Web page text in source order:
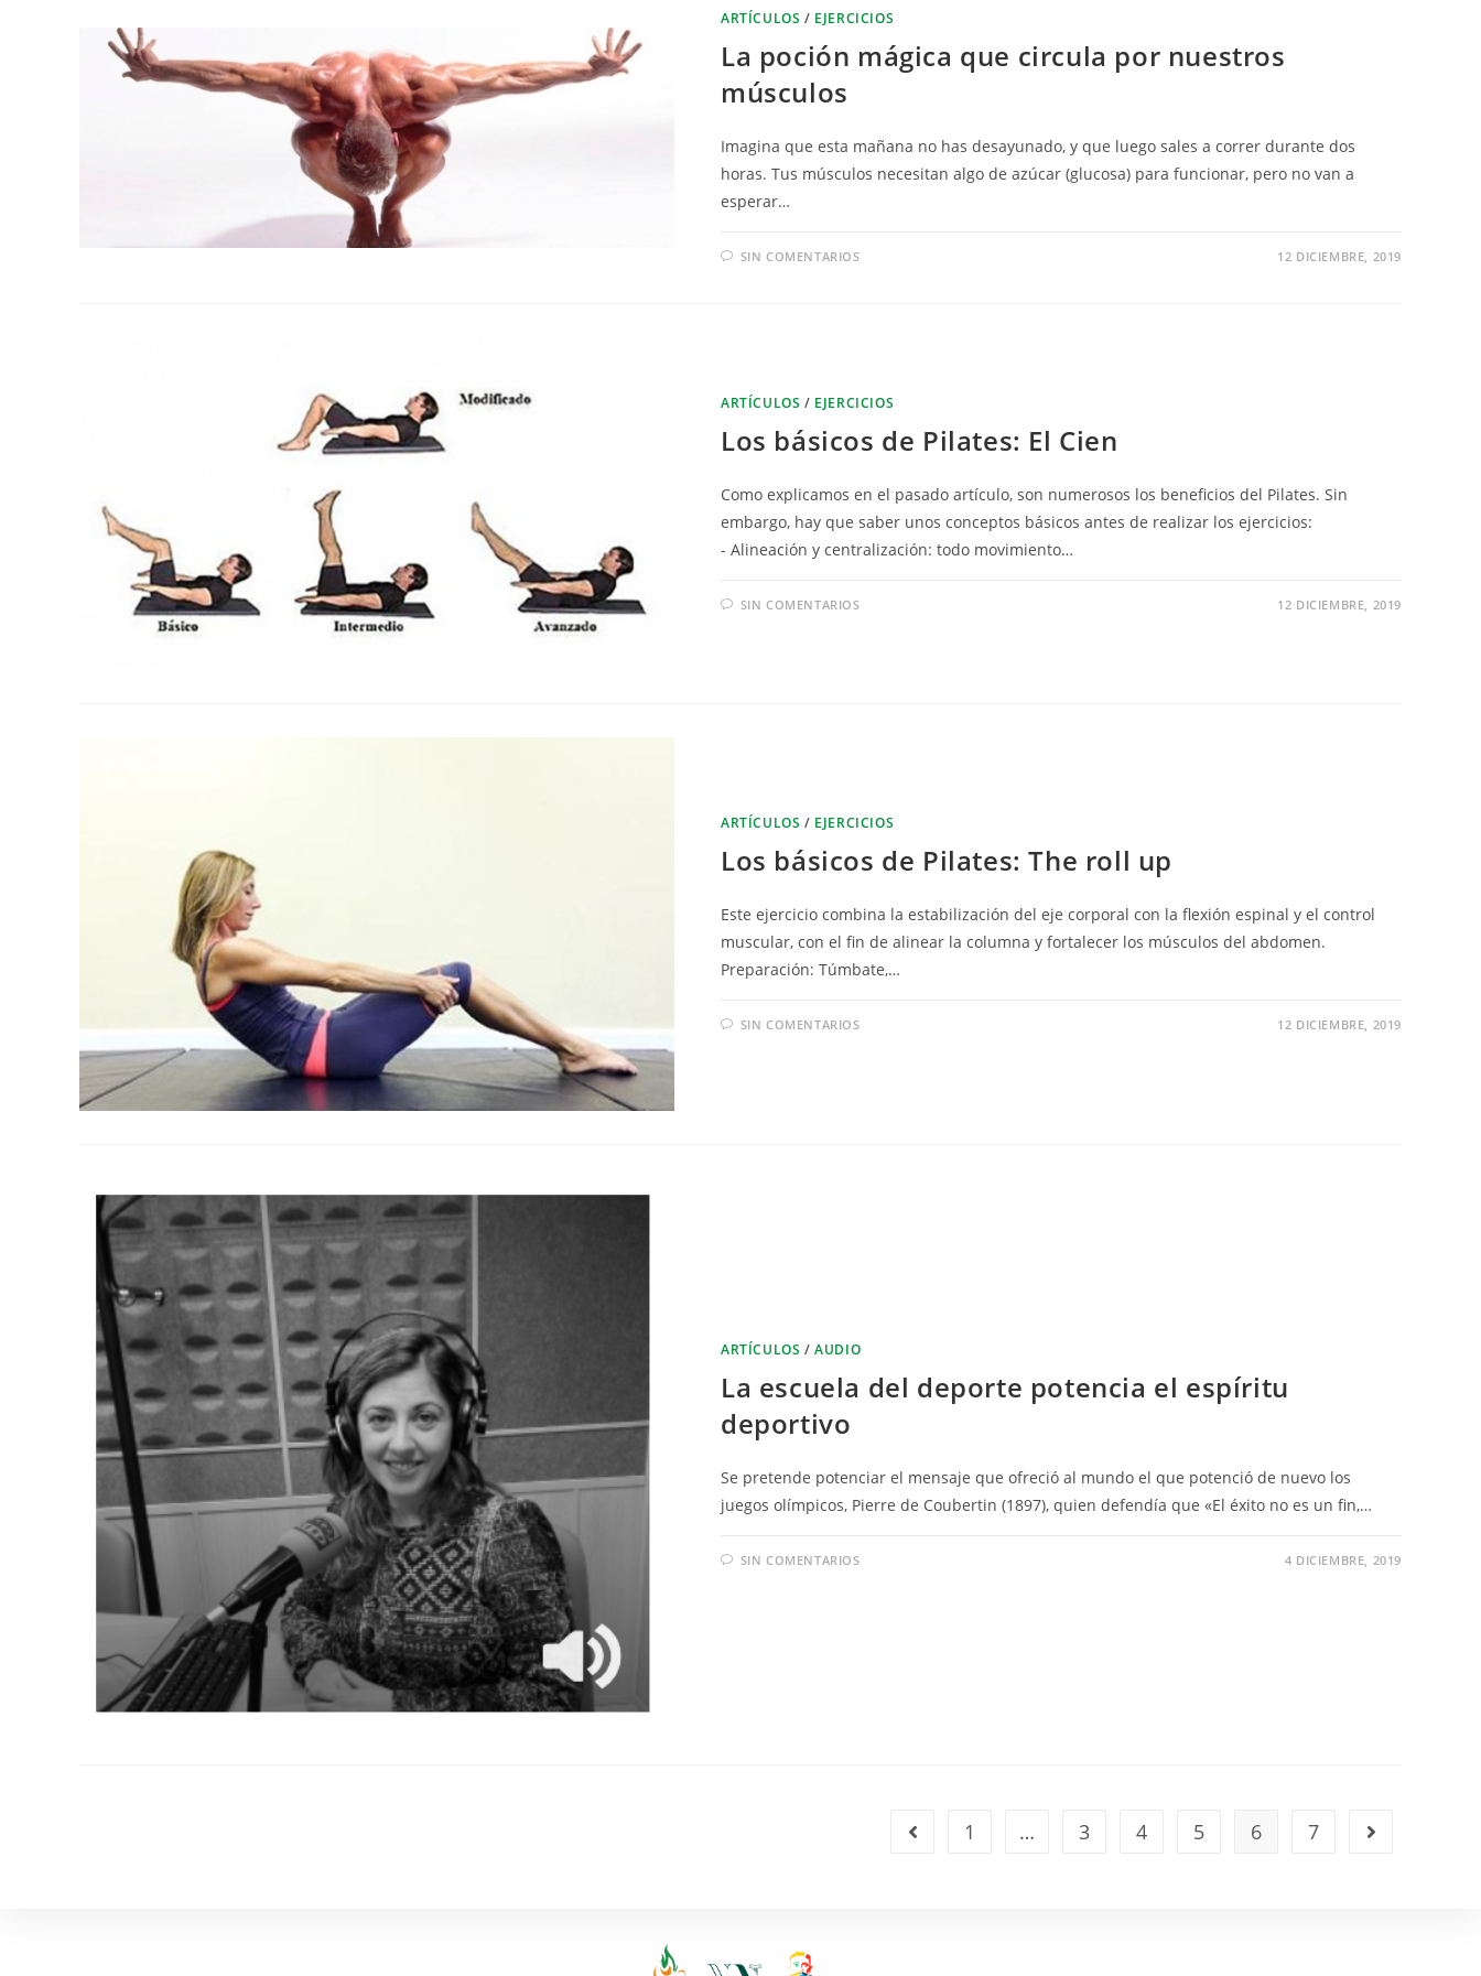
ARTÍCULOS / EJERCICIOS
La poción mágica que circula por nuestros
músculos
Imagina que esta mañana no has desayunado, y que luego sales a correr durante dos
horas. Tus músculos necesitan algo de azúcar (glucosa) para funcionar, pero no van a
esperar…
SIN COMENTARIOS 12 DICIEMBRE, 2019
ARTÍCULOS / EJERCICIOS
Los básicos de Pilates: El Cien
Como explicamos en el pasado artículo, son numerosos los beneficios del Pilates. Sin
embargo, hay que saber unos conceptos básicos antes de realizar los ejercicios:
- Alineación y centralización: todo movimiento…
SIN COMENTARIOS 12 DICIEMBRE, 2019
ARTÍCULOS / EJERCICIOS
Los básicos de Pilates: The roll up
Este ejercicio combina la estabilización del eje corporal con la flexión espinal y el control
muscular, con el fin de alinear la columna y fortalecer los músculos del abdomen.
Preparación: Túmbate,…
SIN COMENTARIOS 12 DICIEMBRE, 2019
ARTÍCULOS /AUDIO
La escuela del deporte potencia el espíritu
deportivo
Se pretende potenciar el mensaje que ofreció al mundo el que potenció de nuevo los
juegos olímpicos, Pierre de Coubertin (1897), quien defendía que «El éxito no es un fin,…
SIN COMENTARIOS 4 DICIEMBRE, 2019
1 … 3 4 5 6 7